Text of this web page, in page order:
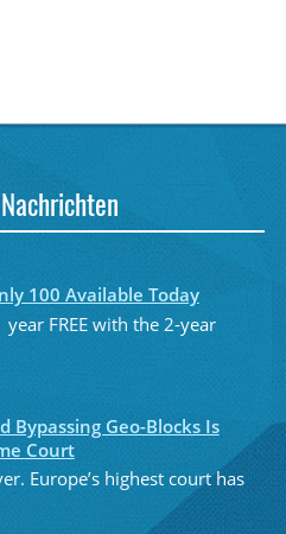
100 Available Today
FREE with the 2-year
Bypassing Geo-Blocks Is
Court
Europe’s highest court has